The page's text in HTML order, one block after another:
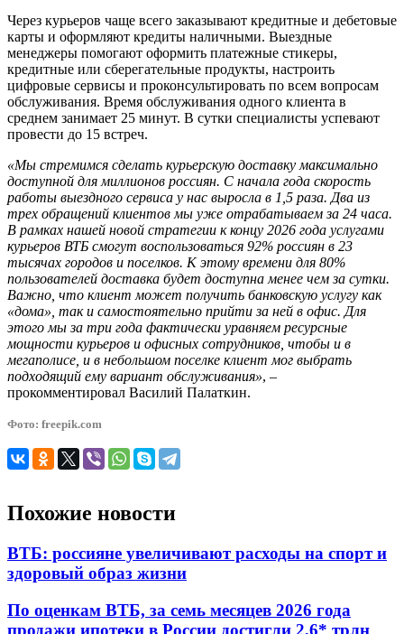
Через курьеров чаще всего заказывают кредитные и дебетовые
карты и оформляют кредиты наличными. Выездные
менеджеры помогают оформить платежные стикеры,
кредитные или сберегательные продукты, настроить
цифровые сервисы и проконсультировать по всем вопросам
обслуживания. Время обслуживания одного клиента в
среднем занимает 25 минут. В сутки специалисты успевают
провести до 15 встреч.
«Мы стремимся сделать курьерскую доставку максимально
доступной для миллионов россиян. С начала года скорость
работы выездного сервиса у нас выросла в 1,5 раза. Два из
трех обращений клиентов мы уже отрабатываем за 24 часа.
В рамках нашей новой стратегии к концу 2026 года услугами
курьеров ВТБ смогут воспользоваться 92% россиян в 23
тысячах городов и поселков. К этому времени для 80%
пользователей доставка будет доступна менее чем за сутки.
Важно, что клиент может получить банковскую услугу как
«дома», так и самостоятельно прийти за ней в офис. Для
этого мы за три года фактически уравняем ресурсные
мощности курьеров и офисных сотрудников, чтобы и в
мегаполисе, и в небольшом поселке клиент мог выбрать
подходящий ему вариант обслуживания», –
прокомментировал Василий Палаткин.
Фото: freepik.com
Похожие новости
ВТБ: россияне увеличивают расходы на спорт и
здоровый образ жизни
По оценкам ВТБ, за семь месяцев 2026 года
продажи ипотеки в России достигли 2,6* трлн